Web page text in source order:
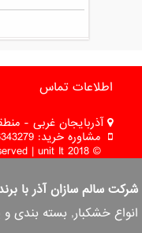
اطلاعات تماس
آذربایجان غربی -
مشاوره خرید: 02166343279 -- 09909070811
© 2018 Salem sazan Azar. All rights reserved | unit It
شرکت سالم سازان آذر با
انواع خشکبار, بسته